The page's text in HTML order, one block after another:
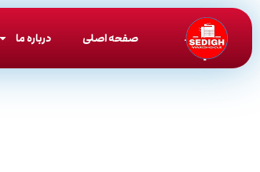
صفحه اصلی درباره ما